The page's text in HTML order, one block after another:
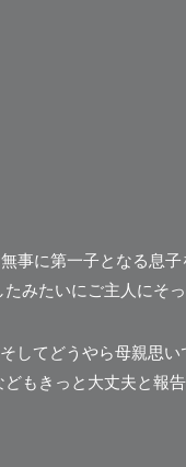
事に第一子となる息
たみたいにご主人にそっ
してどうやら母親思
もきっと大丈夫と報告